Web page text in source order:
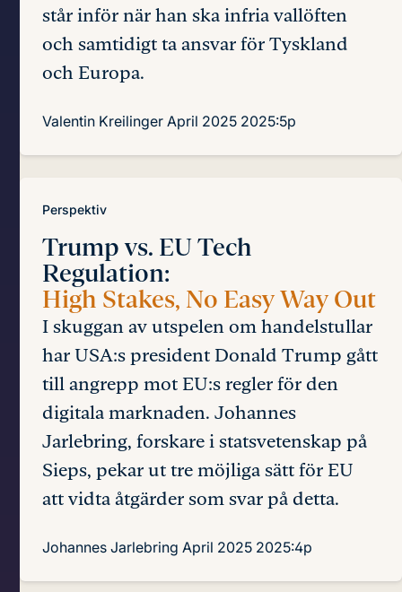
står inför när han ska infria vallöften
och samtidigt ta ansvar för Tyskland
och Europa.
Valentin Kreilinger April 2025 2025:5p
Perspektiv
Trump vs. EU Tech
Regulation:
High Stakes, No Easy Way Out
I skuggan av utspelen om handelstullar
har USA:s president Donald Trump gått
till angrepp mot EU:s regler för den
digitala marknaden. Johannes
Jarlebring, forskare i statsvetenskap på
Sieps, pekar ut tre möjliga sätt för EU
att vidta åtgärder som svar på detta.
Johannes Jarlebring April 2025 2025:4p